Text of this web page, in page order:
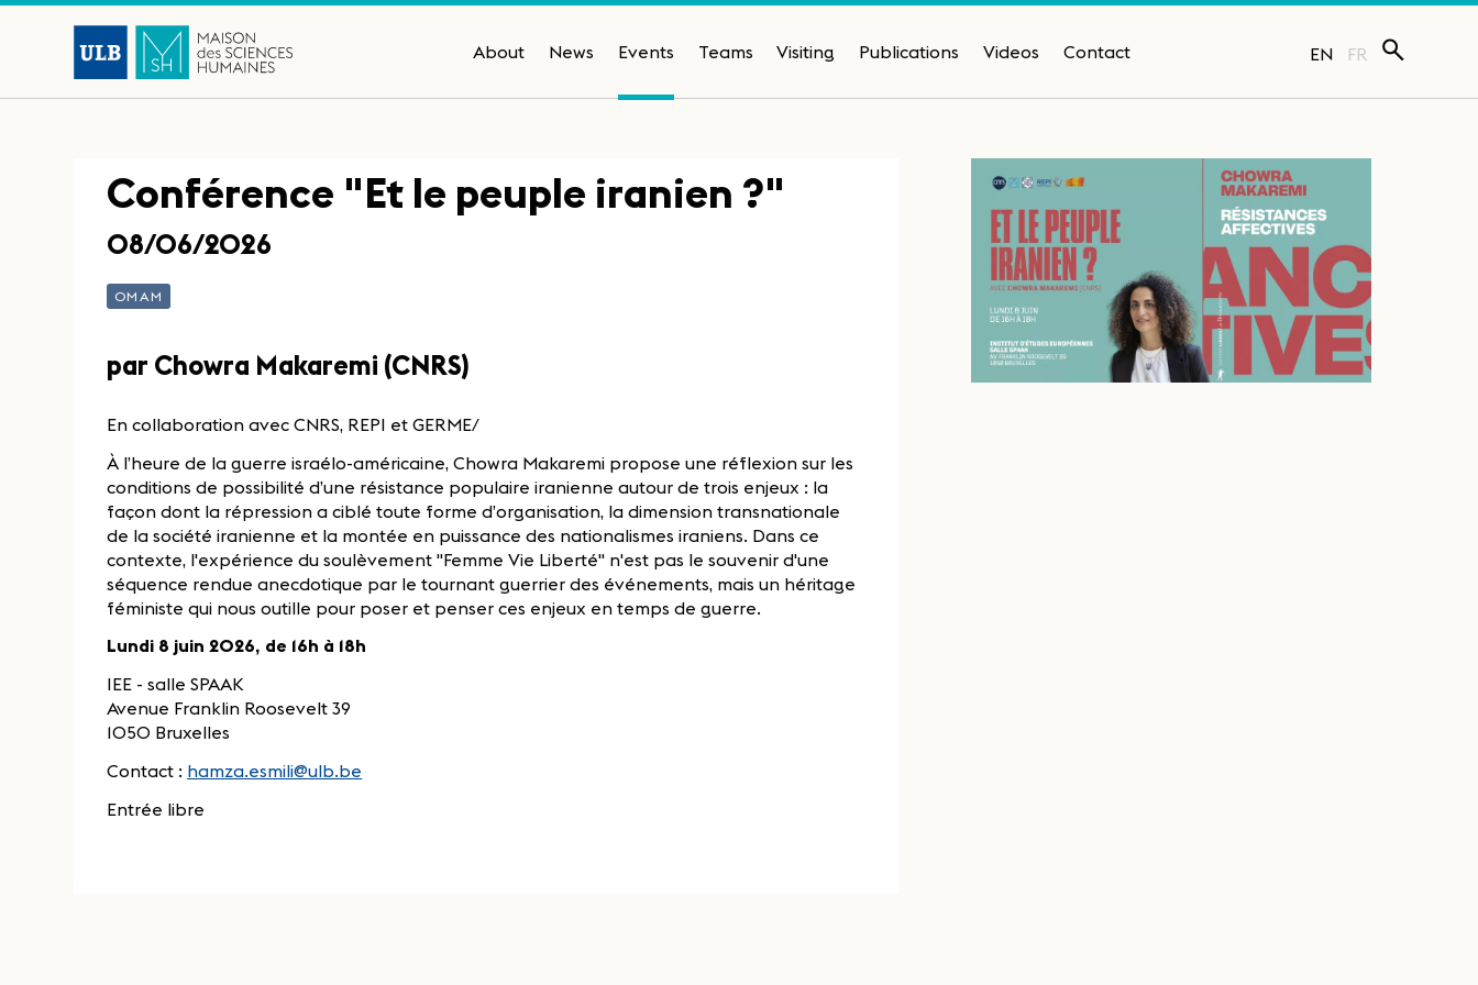
About News Events Teams Visiting Publications Videos Contact EN FR
Conférence "Et le peuple iranien ?"
08/06/2026
OMAM
par Chowra Makaremi (CNRS)
En collaboration avec CNRS, REPI et GERME/
À l’heure de la guerre israélo-américaine, Chowra Makaremi propose une réflexion sur les
conditions de possibilité d’une résistance populaire iranienne autour de trois enjeux : la
façon dont la répression a ciblé toute forme d’organisation, la dimension transnationale
de la société iranienne et la montée en puissance des nationalismes iraniens. Dans ce
contexte, l'expérience du soulèvement "Femme Vie Liberté" n'est pas le souvenir d'une
séquence rendue anecdotique par le tournant guerrier des événements, mais un héritage
féministe qui nous outille pour poser et penser ces enjeux en temps de guerre.
Lundi 8 juin 2026, de 16h à 18h
IEE - salle SPAAK
Avenue Franklin Roosevelt 39
1050 Bruxelles
Contact : hamza.esmili@ulb.be
Entrée libre